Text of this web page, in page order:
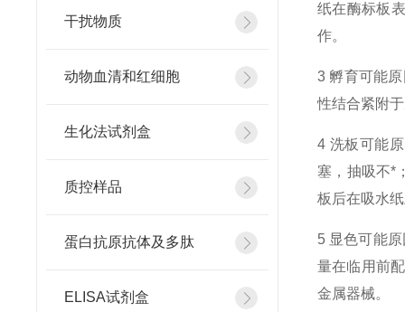
干扰物质
动物血清和红细胞
生化法试剂盒
质控样品
蛋白抗原抗体及多肽
ELISA试剂盒
纸在酶标板
作。
3 孵育可能
性结合紧附
4 洗板可能
塞，抽吸不*
板后在吸水
5 显色可能
量在临用前
金属器械。